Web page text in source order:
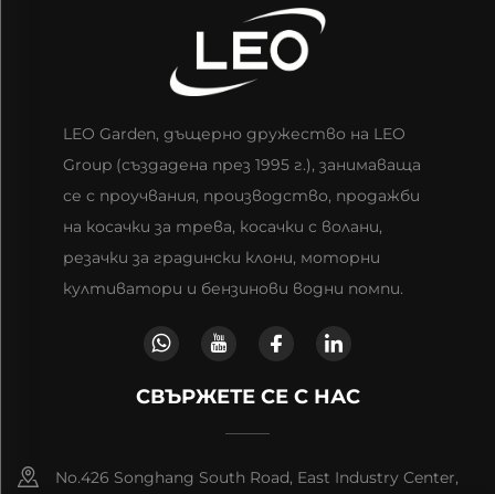
LEO Garden, дъщерно дружество на LEO
Group (създадена през 1995 г.), занимаваща
се с проучвания, производство, продажби
на косачки за трева, косачки с волани,
резачки за градински клони, моторни
култиватори и бензинови водни помпи.
СВЪРЖЕТЕ СЕ С НАС
No.426 Songhang South Road, East Industry Center,